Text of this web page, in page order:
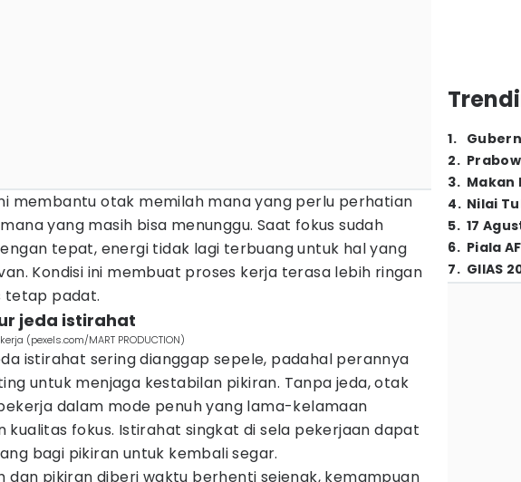
membantu otak memilah mana yang perlu perhatian
yang masih bisa menunggu. Saat fokus sudah
tepat, energi tidak lagi terbuang untuk hal yang
Kondisi ini membuat proses kerja terasa lebih ringan
tetap padat.
jeda istirahat
(pexels.com/MART PRODUCTION)
istirahat sering dianggap sepele, padahal perannya
untuk menjaga kestabilan pikiran. Tanpa jeda, otak
dalam mode penuh yang lama-kelamaan
kualitas fokus. Istirahat singkat di sela pekerjaan dapat
bagi pikiran untuk kembali segar.
dan pikiran diberi waktu berhenti sejenak, kemampuan
1.
2.
3. Makan
4. Nilai
5. 17
6. Piala
7. GIIAS